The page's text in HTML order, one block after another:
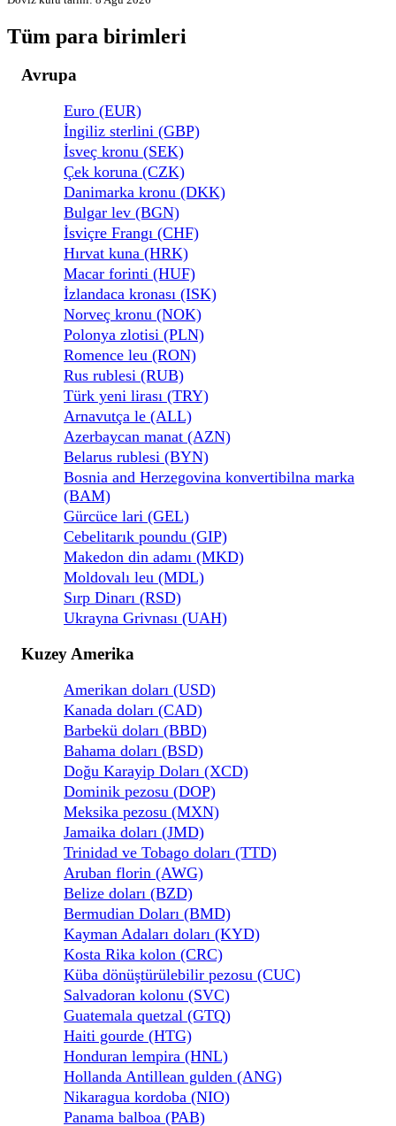
Tüm para birimleri
Avrupa
Euro (EUR)
İngiliz sterlini (GBP)
İsveç kronu (SEK)
Çek koruna (CZK)
Danimarka kronu (DKK)
Bulgar lev (BGN)
İsviçre Frangı (CHF)
Hırvat kuna (HRK)
Macar forinti (HUF)
İzlandaca kronası (ISK)
Norveç kronu (NOK)
Polonya zlotisi (PLN)
Romence leu (RON)
Rus rublesi (RUB)
Türk yeni lirası (TRY)
Arnavutça le (ALL)
Azerbaycan manat (AZN)
Belarus rublesi (BYN)
Bosnia and Herzegovina konvertibilna marka
(BAM)
Gürcüce lari (GEL)
Cebelitarık poundu (GIP)
Makedon din adamı (MKD)
Moldovalı leu (MDL)
Sırp Dinarı (RSD)
Ukrayna Grivnası (UAH)
Kuzey Amerika
Amerikan doları (USD)
Kanada doları (CAD)
Barbekü doları (BBD)
Bahama doları (BSD)
Doğu Karayip Doları (XCD)
Dominik pezosu (DOP)
Meksika pezosu (MXN)
Jamaika doları (JMD)
Trinidad ve Tobago doları (TTD)
Aruban florin (AWG)
Belize doları (BZD)
Bermudian Doları (BMD)
Kayman Adaları doları (KYD)
Kosta Rika kolon (CRC)
Küba dönüştürülebilir pezosu (CUC)
Salvadoran kolonu (SVC)
Guatemala quetzal (GTQ)
Haiti gourde (HTG)
Honduran lempira (HNL)
Hollanda Antillean gulden (ANG)
Nikaragua kordoba (NIO)
Panama balboa (PAB)